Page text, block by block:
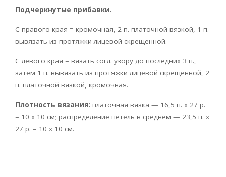
Подчеркнутые прибавки.
С правого края = кромочная, 2 п. платочной вязкой, 1 п.
вывязать из протяжки лицевой скрещенной.
С левого края = вязать согл. узору до последних 3 п.,
затем 1 п. вывязать из протяжки лицевой скрещенной, 2
п. платочной вязкой, кромочная.
Плотность вязания: платочная вязка — 16,5 п. х 27 р.
= 10 х 10 см; распределение петель в среднем — 23,5 п. х
27 р. = 10 х 10 см.